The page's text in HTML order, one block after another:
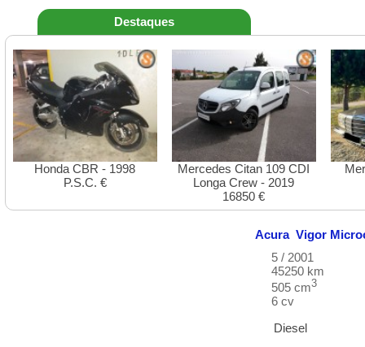
Destaques
Honda CBR - 1998
P.S.C. €
Mercedes Citan 109 CDI
Longa Crew - 2019
16850 €
Acura Vigor
5 / 2001
45250 km
505 cm3
6 cv
Diesel